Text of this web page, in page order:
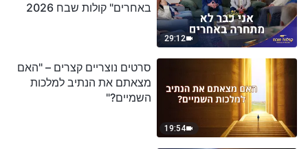
29:12
באחרים" קולות שבח 2026
19:54
סרטים נוצריים קצרים – "האם
מצאתם את הנתיב למלכות
השמיים?"